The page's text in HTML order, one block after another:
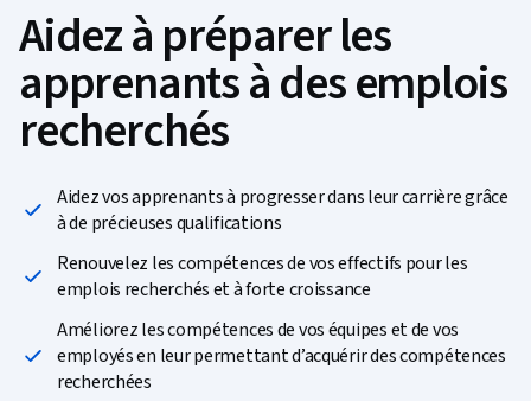
Aidez à préparer les
apprenants à des emplois
recherchés
Aidez vos apprenants à progresser dans leur carrière grâce
à de précieuses qualifications
Renouvelez les compétences de vos effectifs pour les
emplois recherchés et à forte croissance
Améliorez les compétences de vos équipes et de vos
employés en leur permettant d’acquérir des compétences
recherchées